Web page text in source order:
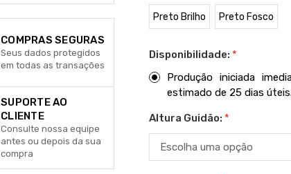
COMPRAS SEGURAS
Seus dados protegidos
em todas as transações
SUPORTE AO
CLIENTE
Consulte nossa equipe
antes ou depois da sua
compra
Preto Brilho Preto Fosco
Disponibilidade: *
Produção iniciada
estimado de 25 dias
Altura Guidão: *